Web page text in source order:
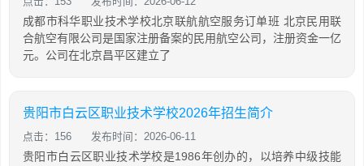
成都市科华职业技术学校北京联航航空服务订单班 北京民用联
合航空有限公司是国家注册备案的民用航空公司，注册资金一亿
元。公司在北京昌平区建立了
贵阳市白云区职业技术学校2026年招生简介
点击：156 发布时间：2026-06-11
贵阳市白云区职业技术学校是1986年创办的，以培养中级技能